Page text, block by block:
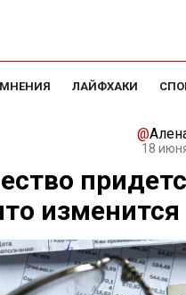
МНЕНИЯ ЛАЙФХАКИ
@
18
изменится